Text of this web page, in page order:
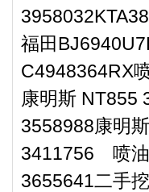
福田
C4948364RX
康明斯 NT855
3558988康明
3411756 喷
3655641二手